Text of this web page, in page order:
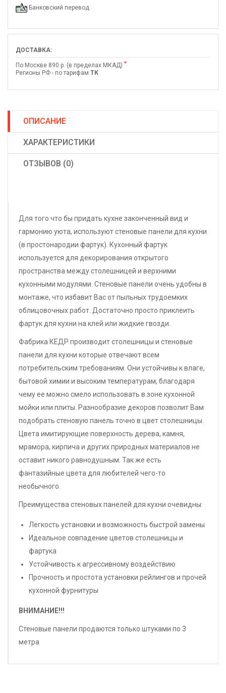
Банковский перевод
ДОСТАВКА:
По Москве 890 р. (в пределах МКАД) *
Регионы РФ - по тарифам ТК
ОПИСАНИЕ
ХАРАКТЕРИСТИКИ
ОТЗЫВОВ (0)
Для того что бы придать кухне законченный вид и
гармонию уюта, используют стеновые панели для кухни
(в простонародии фартук). Кухонный фартук
используется для декорирования открытого
пространства между столешницей и верхними
кухонными модулями. Стеновые панели очень удобны в
монтаже, что избавит Вас от пыльных трудоемких
облицовочных работ. Достаточно просто приклеить
фартук для кухни на клей или жидкие гвозди.
Фабрика КЕДР производит столешницы и стеновые
панели для кухни которые отвечают всем
потребительским требованиям. Они устойчивы к влаге,
бытовой химии и высоким температурам, благодаря
чему ее можно смело использовать в зоне кухонной
мойки или плиты. Разнообразие декоров позволит Вам
подобрать стеновую панель точно в цвет столешницы.
Цвета имитирующие поверхность дерева, камня,
мрамора, кирпича и других природных материалов не
оставит никого равнодушным. Так же есть
фантазийные цвета для любителей чего-то
необычного.
Преимущества стеновых панелей для кухни очевидны:
Легкость установки и возможность быстрой замены
Идеальное совпадение цветов столешницы и
фартука
Устойчивость к агрессивному воздействию
Прочность и простота установки рейлингов и прочей
кухонной фурнитуры
ВНИМАНИЕ!!!
Стеновые панели продаются только штуками по 3
метра